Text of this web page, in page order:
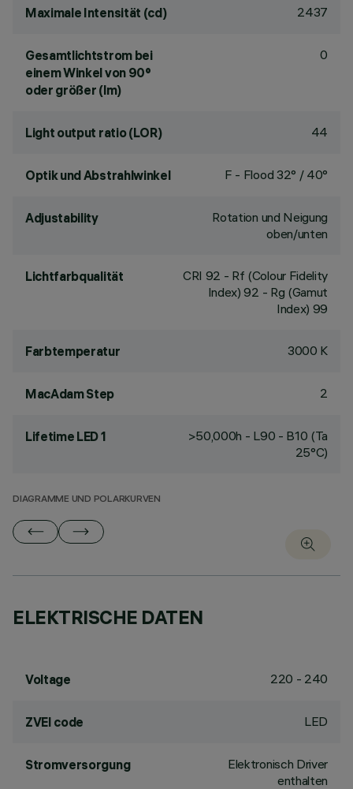
Maximale Intensität (cd) 2437
Gesamtlichtstrom bei
einem Winkel von 90°
oder größer (lm)
0
Light output ratio (LOR) 44
Optik und Abstrahlwinkel F - Flood 32° / 40°
Adjustability
Rotation und Neigung
oben/unten
Lichtfarbqualität CRI 92 - Rf (Colour Fidelity
Index) 92 - Rg (Gamut
Index) 99
Farbtemperatur 3000 K
MacAdam Step 2
Lifetime LED 1
>50,000h - L90 - B10 (Ta
25°C)
DIAGRAMME UND POLARKURVEN
ELEKTRISCHE DATEN
Voltage 220 - 240
ZVEI code LED
Stromversorgung
Elektronisch Driver
enthalten